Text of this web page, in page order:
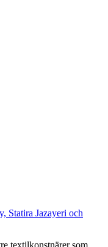
Statira Jazayeri och
textilkonstnärer som